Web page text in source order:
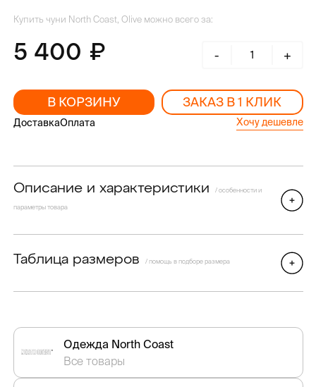
Купить чуни North Coast, Olive можно всего за:
5 400 - +
В КОРЗИНУ ЗАКАЗ В 1 КЛИК
ДоставкаОплата Хочу дешевле
Описание и характеристики / особенности и
параметры товара
Таблица размеров / помощь в подборе размера
Одежда North Coast
Все товары